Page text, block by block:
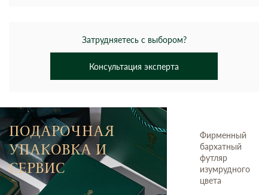
Затрудняетесь с выбором?
Консультация эксперта
ПОДАРОЧНАЯ
УПАКОВКА И
СЕРВИС
Фирменный
бархатный
футляр
изумрудного
цвета